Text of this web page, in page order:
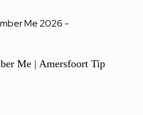
Me | Amersfoort Tip